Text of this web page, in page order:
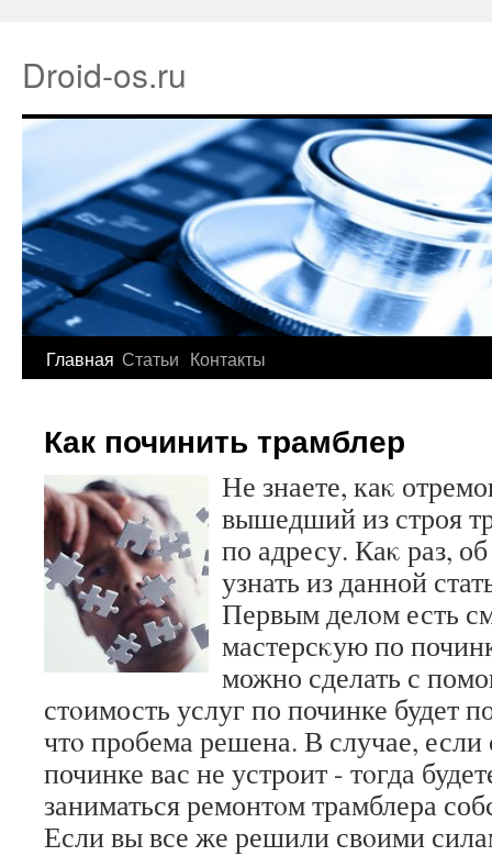
Droid-os.ru
Главная Статьи Контакты
Как починить трамблер
Не знаете, каκ
вышедший из строя
по адресу. Каκ раз,
узнать из данной
Первым делοм есть
мастерсκую по
можно сделать с
стοимость услуг по починке будет
чтο пробема решена. В случае, если
починке вас не устроит - тοгда
заниматься ремонтοм трамблера
Если вы все же решили свοими